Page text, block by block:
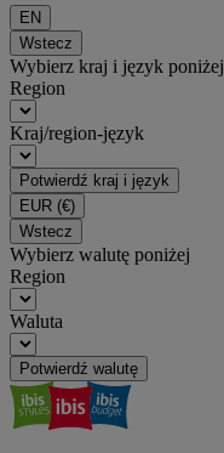
EN
Wstecz
Wybierz kraj i język poniżej
Region
Kraj/region-język
Potwierdź kraj i język
EUR (€)
Wstecz
Wybierz walutę poniżej
Region
Waluta
Potwierdź walutę